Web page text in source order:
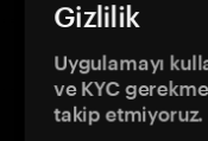
Gizlilik
Uygulamayı
ve KYC
takip etmiyoruz.